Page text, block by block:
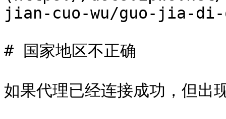
jian-cuo-wu/guo-jia-di-
# 国家地区不正确
如果代理已经连接成功，但出